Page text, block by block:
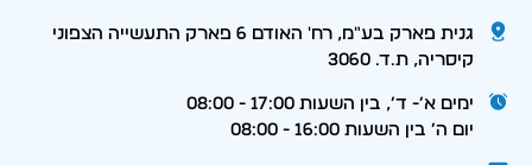
גנית פארק בע"מ, רח' האודם 6 פארק התעשייה הצפוני
קיסריה, ת.ד. 3060
ימים א׳- ד׳, בין השעות 17:00 - 08:00
יום ה׳ בין השעות 16:00 - 08:00